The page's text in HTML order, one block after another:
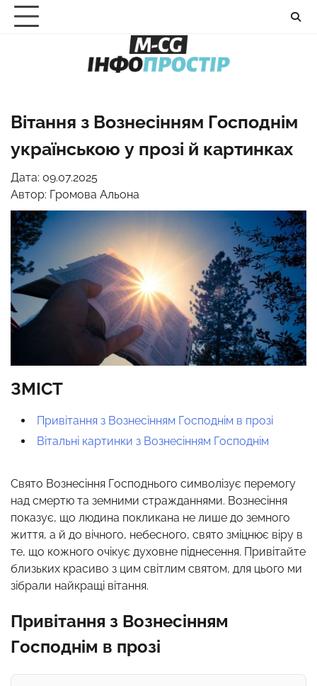
Перейти
Вітання з Вознесінням Господнім
українською у прозі й картинках
Дата: 09.07.2025
Автор: Громова Альона
ЗМІСТ
Привітання з Вознесінням Господнім в прозі
Вітальні картинки з Вознесінням Господнім
Свято Вознесіння Господнього символізує перемогу
над смертю та земними стражданнями. Вознесіння
показує, що людина покликана не лише до земного
життя, а й до вічного, небесного, свято зміцнює віру в
те, що кожного очікує духовне піднесення. Привітайте
близьких красиво з цим світлим святом, для цього ми
зібрали найкращі вітання.
Привітання з Вознесінням
Господнім в прозі